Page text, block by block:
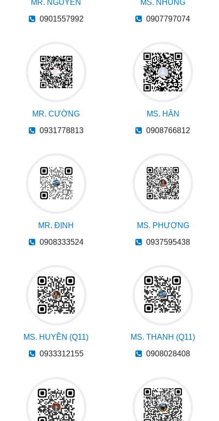
MR. NGUYÊN
0901557992
MS. NHUNG
0907797074
MR. CƯỜNG
0931778813
MS. HÂN
0908766812
MR. ĐỊNH
0908333524
MS. PHƯỢNG
0937595438
MS. HUYỀN (Q11)
0933312155
MS. THANH (Q11)
0908028408